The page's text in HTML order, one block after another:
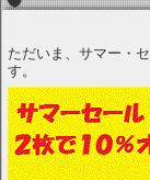
ただいま、サマー・
す。